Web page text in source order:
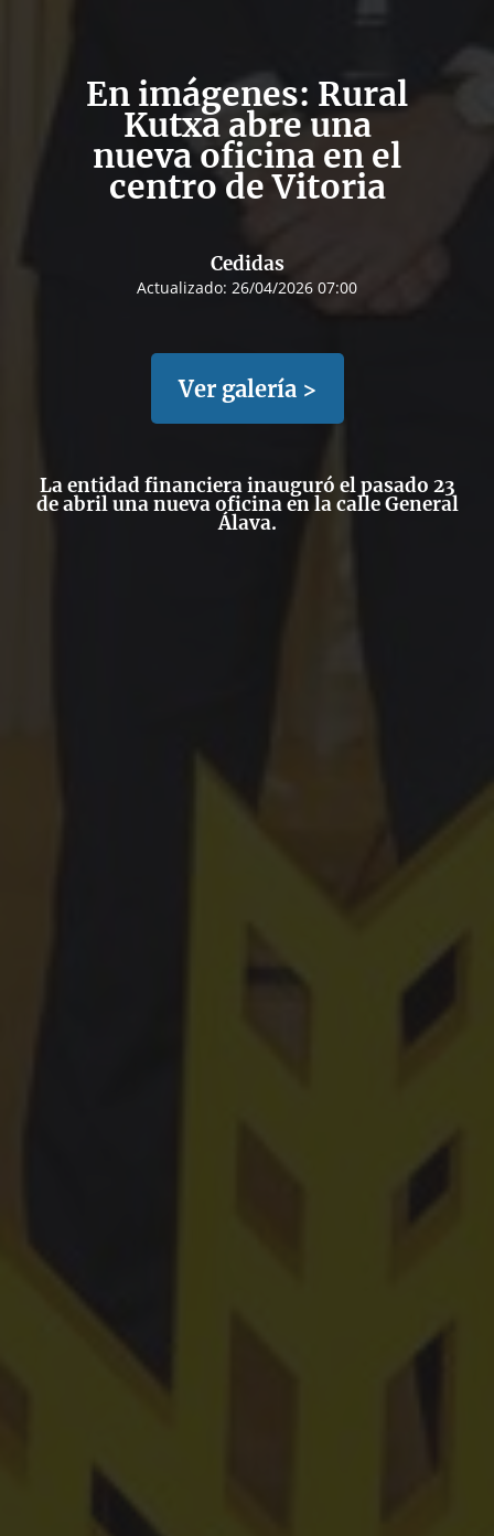
En imágenes: Rural
Kutxa abre una
nueva oficina en el
centro de Vitoria
Cedidas
Actualizado: 26/04/2026 07:00
Ver galería >
La entidad financiera inauguró el pasado 23
de abril una nueva oficina en la calle General
Álava.